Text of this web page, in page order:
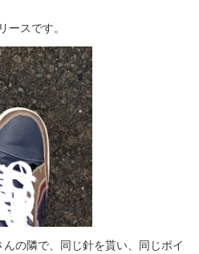
スです。
の隣で、同じ針を貰い、同じポイ